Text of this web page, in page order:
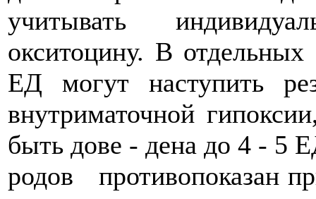
учитывать
окситоцину. В
ЕД могут наступить
внутриматочной
быть дове - дена до 4 -
родов противопоказан